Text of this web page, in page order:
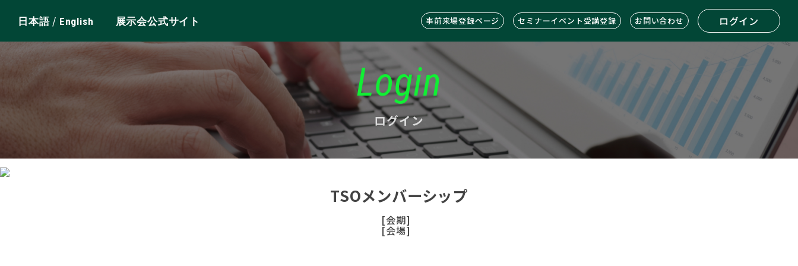
日本語/ English 展示会公式サイト 事前来場登録ページ セミナーイベント受講登録 お問い合わせ ログイン
Login
ログイン
TSOメンバーシップ
[会期]
[会場]